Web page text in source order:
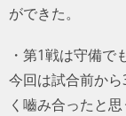
ができた。
・第1戦は守備で
今回は試合前か
く嚙み合ったと思